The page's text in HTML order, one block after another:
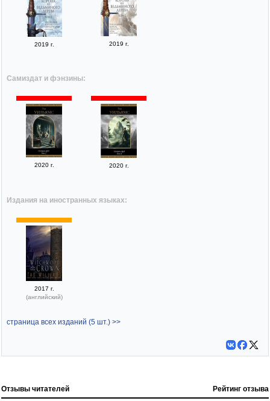
2019 г. 2019 г.
Самиздат и фэнзины:
2020 г. 2020 г.
Издания на иностранных языках:
2017 г.
(английский)
страница всех изданий (5 шт.) >>
Отзывы читателей Рейтинг отзыва